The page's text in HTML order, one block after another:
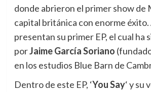
donde abrieron el primer show de
capital británica con enorme éxito.
presentan su primer EP, el cual ha
porJaime García Soriano
en los estudios Blue Barn de
Dentro de este EP, ‘You Say‘ y su